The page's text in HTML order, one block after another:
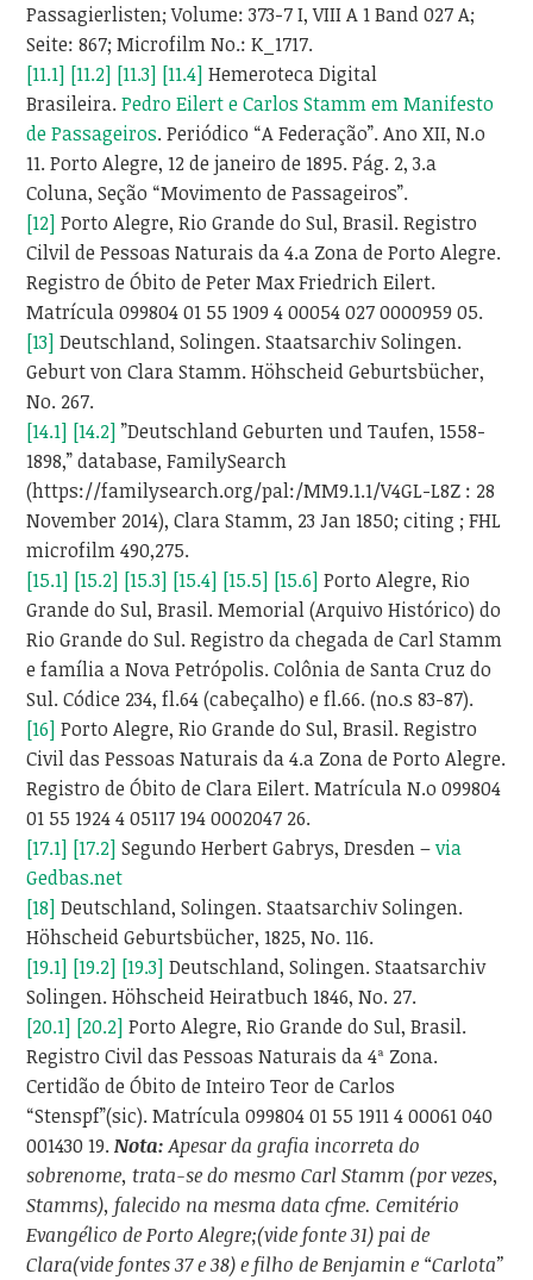
Passagierlisten; Volume: 373-7 I, VIII A 1 Band 027 A;
Seite: 867; Microfilm No.: K_1717.
[11.1] [11.2] [11.3] [11.4] Hemeroteca Digital
Brasileira.Pedro Eilert e Carlos Stamm em Manifesto
de Passageiros. Periódico “A Federação”. Ano XII, N.o
11. Porto Alegre, 12 de janeiro de 1895. Pág. 2, 3.a
Coluna, Seção “Movimento de Passageiros”.
[12] Porto Alegre, Rio Grande do Sul, Brasil. Registro
Cilvil de Pessoas Naturais da 4.a Zona de Porto Alegre.
Registro de Óbito de Peter Max Friedrich Eilert.
Matrícula 099804 01 55 1909 4 00054 027 0000959 05.
[13] Deutschland, Solingen. Staatsarchiv Solingen.
Geburt von Clara Stamm. Höhscheid Geburtsbücher,
No. 267.
[14.1] [14.2] ”Deutschland Geburten und Taufen, 1558-
1898,” database, FamilySearch
(https://familysearch.org/pal:/MM9.1.1/V4GL-L8Z : 28
November 2014), Clara Stamm, 23 Jan 1850; citing ; FHL
microfilm 490,275.
[15.1] [15.2] [15.3] [15.4] [15.5] [15.6] Porto Alegre, Rio
Grande do Sul, Brasil. Memorial (Arquivo Histórico) do
Rio Grande do Sul. Registro da chegada de Carl Stamm
e família a Nova Petrópolis. Colônia de Santa Cruz do
Sul. Códice 234, fl.64 (cabeçalho) e fl.66. (no.s 83-87).
[16] Porto Alegre, Rio Grande do Sul, Brasil. Registro
Civil das Pessoas Naturais da 4.a Zona de Porto Alegre.
Registro de Óbito de Clara Eilert. Matrícula N.o 099804
01 55 1924 4 05117 194 0002047 26.
[17.1] [17.2] Segundo Herbert Gabrys, Dresden –via
Gedbas.net
[18] Deutschland, Solingen. Staatsarchiv Solingen.
Höhscheid Geburtsbücher, 1825, No. 116.
[19.1] [19.2] [19.3] Deutschland, Solingen. Staatsarchiv
Solingen. Höhscheid Heiratbuch 1846, No. 27.
[20.1] [20.2] Porto Alegre, Rio Grande do Sul, Brasil.
Registro Civil das Pessoas Naturais da 4ª Zona.
Certidão de Óbito de Inteiro Teor de Carlos
“Stenspf”(sic). Matrícula 099804 01 55 1911 4 00061 040
001430 19.Nota:Apesar da grafia incorreta do
sobrenome, trata-se do mesmo Carl Stamm (por vezes,
Stamms), falecido na mesma data cfme. Cemitério
Evangélico de Porto Alegre;(vide fonte 31) pai de
Clara(vide fontes 37 e 38) e filho de Benjamin e “Carlota”